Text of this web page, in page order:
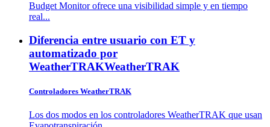
Budget Monitor ofrece una visibilidad simple y en tiempo
real...
Diferencia entre usuario con ET y
automatizado por
WeatherTRAKWeatherTRAK
Controladores WeatherTRAK
Los dos modos en los controladores WeatherTRAK que usan